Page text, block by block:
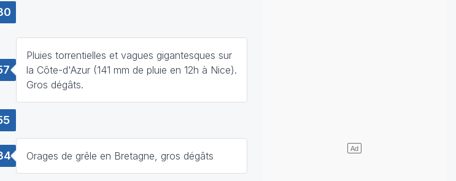
Pluies torrentielles et vagues gigantesques sur
la Côte-d'Azur (141 mm de pluie en 12h à Nice).
Gros dégâts.
Orages de grêle en Bretagne, gros dégâts